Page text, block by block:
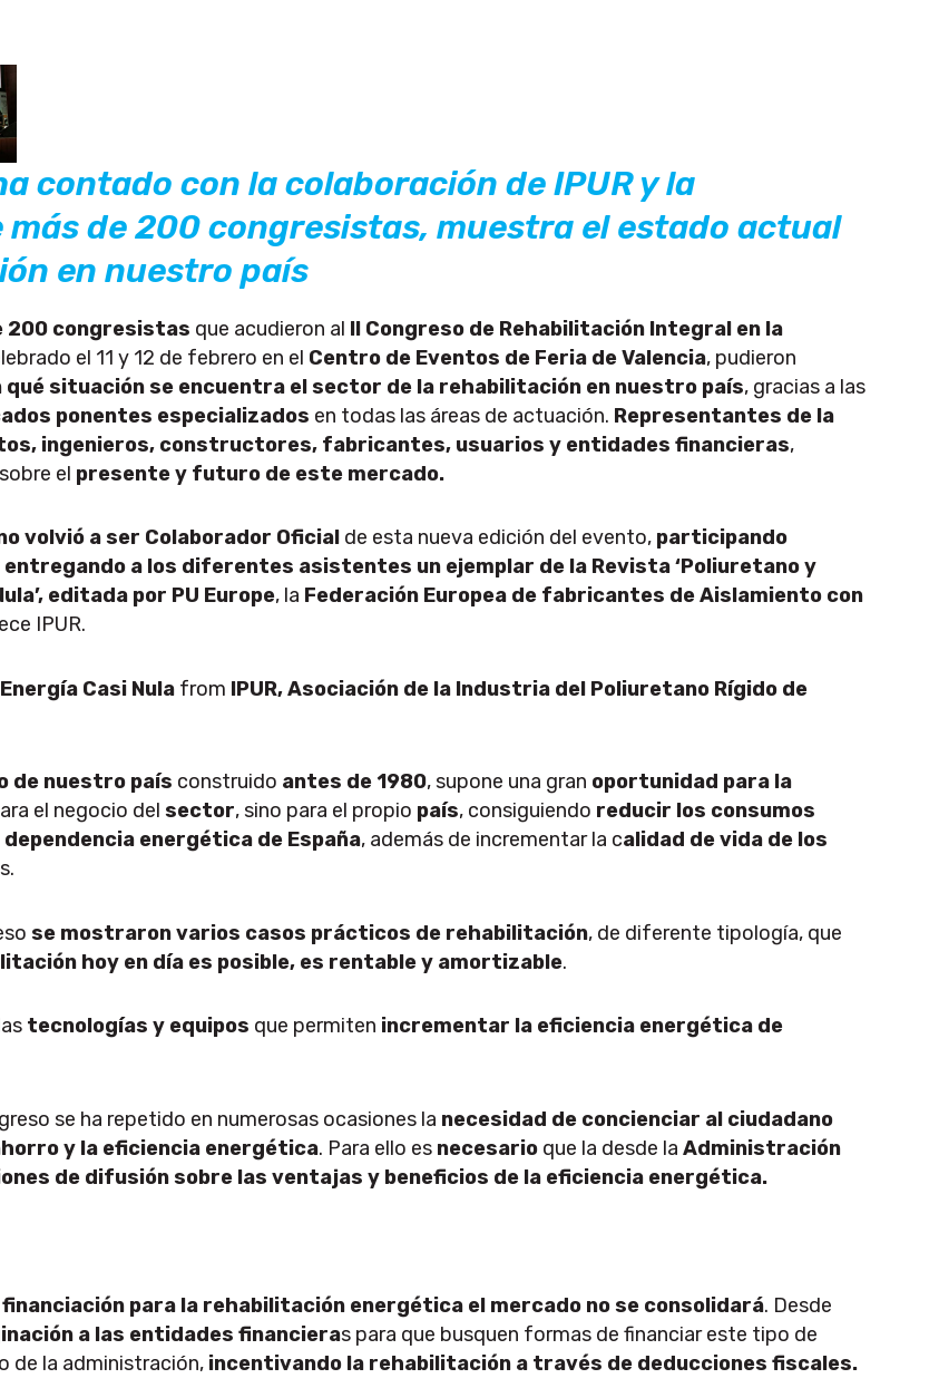
contado con la colaboración de IPUR y la
de 200 congresistas, muestra el estado actual
en nuestro país
200 congresistas que acudieron al II Congreso de Rehabilitación Integral en la
el 11 y 12 de febrero en el Centro de Eventos de Feria de Valencia, pudieron
qué situación se encuentra el sector de la rehabilitación en nuestro país, gracias a las
ponentes especializados en todas las áreas de actuación. Representantes de la
ingenieros, constructores, fabricantes, usuarios y entidades financieras,
el presente y futuro de este mercado.
volvió a ser Colaborador Oficial de esta nueva edición del evento, participando
entregando a los diferentes asistentes un ejemplar de la Revista ‘Poliuretano y
editada por PU Europe, la Federación Europea de fabricantes de Aislamiento con
IPUR.
Casi Nula from IPUR, Asociación de la Industria del Poliuretano Rígido de
de nuestro país construido antes de 1980, supone una gran oportunidad para la
el negocio delsector, sino para el propio país, consiguiendo reducir los consumos
dependencia energética de España, además de incrementar la calidad de vida de los
se mostraron varios casos prácticos de rehabilitación, de diferente tipología, que
hoy en día es posible, es rentable y amortizable.
tecnologías y equipos que permiten incrementar la eficiencia energética de
se ha repetido en numerosas ocasiones la necesidad de concienciar al ciudadano
y la eficiencia energética. Para ello es necesario que la desde la Administración
de difusión sobre las ventajas y beneficios de la eficiencia energética.
para la rehabilitación energética el mercado no se consolidará. Desde
a las entidades financieras para que busquen formas de financiar este tipo de
de la administración, incentivando la rehabilitación a través de deducciones fiscales.